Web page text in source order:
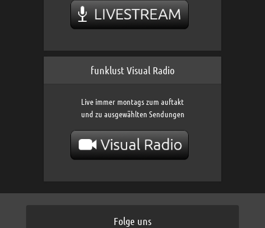
funklust Visual Radio
Live immer montags zum auftakt
und zu ausgewählten Sendungen
Folge uns